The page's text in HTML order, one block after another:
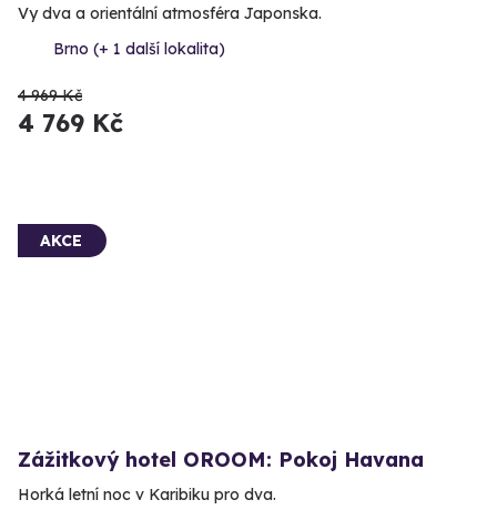
Vy dva a orientální atmosféra Japonska.
Brno (+ 1 další lokalita)
4 969 Kč
4 769 Kč
AKCE
Zážitkový hotel OROOM: Pokoj Havana
Horká letní noc v Karibiku pro dva.